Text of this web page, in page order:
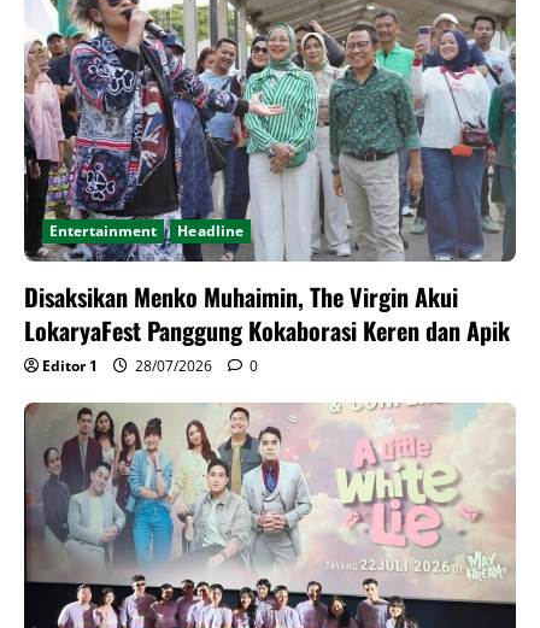
Entertainment Headline
Disaksikan Menko Muhaimin, The Virgin Akui
LokaryaFest Panggung Kokaborasi Keren dan Apik
Editor 1 28/07/2026 0